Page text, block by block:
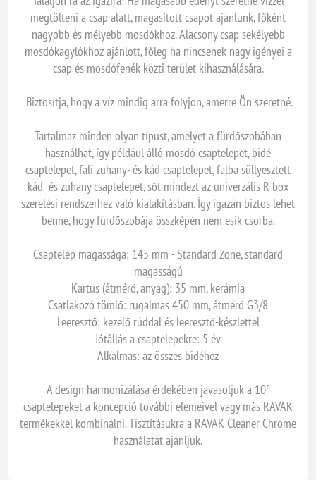
megtölteni a csap alatt, magasított csapot ajánlunk, főként
nagyobb és mélyebb mosdókhoz. Alacsony csap sekélyebb
mosdókagylókhoz ajánlott, főleg ha nincsenek nagy igényei a
csap és mosdófenék közti terület kihasználására.
Biztosítja, hogy a víz mindig arra folyjon, amerre Ön szeretné.
Tartalmaz minden olyan típust, amelyet a fürdőszobában
használhat, így például álló mosdó csaptelepet, bidé
csaptelepet, fali zuhany- és kád csaptelepet, falba süllyesztett
kád- és zuhany csaptelepet, sőt mindezt az univerzális R-box
szerelési rendszerhez való kialakításban. Így igazán biztos lehet
benne, hogy fürdőszobája összképén nem esik csorba.
Csaptelep magassága: 145 mm - Standard Zone, standard
magasságú
Kartus (átmérő, anyag): 35 mm, kerámia
Csatlakozó tömlő: rugalmas 450 mm, átmérő G3/8
Leeresztő: kezelő rúddal és leeresztő-készlettel
Jótállás a csaptelepekre: 5 év
Alkalmas: az összes bidéhez
A design harmonizálása érdekében javasoljuk a 10°
csaptelepeket a koncepció további elemeivel vagy más RAVAK
termékekkel kombinálni. Tisztításukra a RAVAK Cleaner Chrome
használatát ajánljuk.